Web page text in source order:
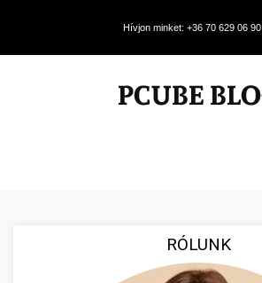
Hívjon minket: +36 70 629 06 90
RÓLUNK